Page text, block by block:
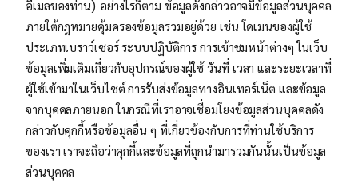
อีเมลของท่าน) อย่างไรก็ตาม ข้อมูลดังกล่าวอาจมีข้อมูลส่วนบุคคล
ภายใต้กฎหมายคุ้มครองข้อมูลรวมอยู่ด้วย เช่น โดเมนของผู้ใช้
ประเภทเบราว์เซอร์ ระบบปฏิบัติการ การเข้าชมหน้าต่างๆ ในเว็บ
ข้อมูลเพิ่มเติมเกี่ยวกับอุปกรณ์ของผู้ใช้ วันที่ เวลา และระยะเวลาที่
ผู้ใช้เข้ามาในเว็บไซต์ การรับส่งข้อมูลทางอินเทอร์เน็ต และข้อมูล
จากบุคคลภายนอก ในกรณีที่เราอาจเชื่อมโยงข้อมูลส่วนบุคคลดัง
กล่าวกับคุกกี้หรือข้อมูลอื่น ๆ ที่เกี่ยวข้องกับการที่ท่านใช้บริการ
ของเรา เราจะถือว่าคุกกี้และข้อมูลที่ถูกนำมารวมกันนั้นเป็นข้อมูล
ส่วนบุคคล